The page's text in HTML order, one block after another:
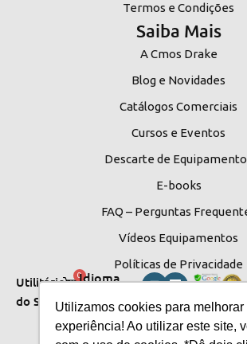
Utilizamos cookies para melhorar
experiência! Ao utilizar este site,
Termos e Condições
Saiba Mais
A Cmos Drake
Blog e Novidades
Catálogos Comerciais
Cursos e Eventos
Descarte de
E-books
FAQ – Perguntas
Vídeos Equipamentos
Políticas de Privacidade
Utilitários
do Site
0Idioma
do Site